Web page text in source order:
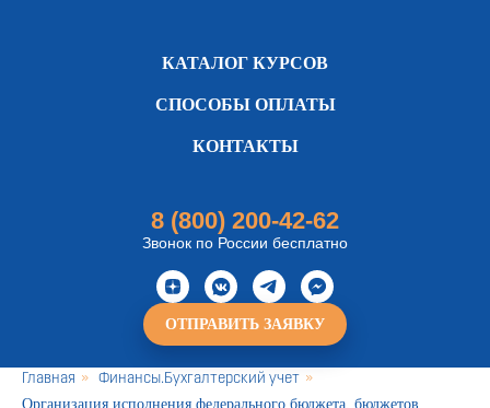
КАТАЛОГ КУРСОВ
СПОСОБЫ ОПЛАТЫ
КОНТАКТЫ
8 (800) 200-42-62
Звонок по России бесплатно
ОТПРАВИТЬ ЗАЯВКУ
Главная » Финансы.Бухгалтерский учет »
Организация исполнения федерального бюджета, бюджетов